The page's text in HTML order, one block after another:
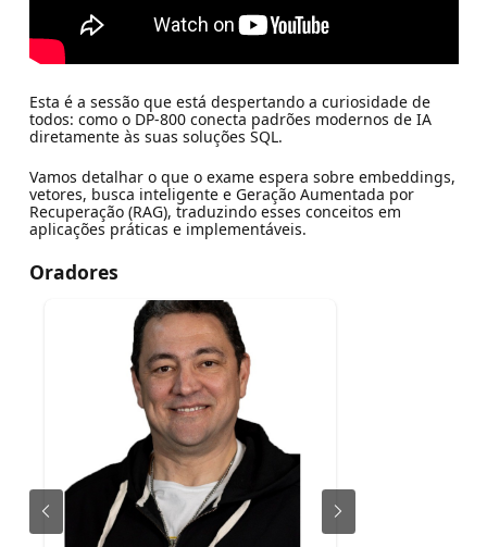
Esta é a sessão que está despertando a curiosidade de
todos: como o DP-800 conecta padrões modernos de IA
diretamente às suas soluções SQL.
Vamos detalhar o que o exame espera sobre embeddings,
vetores, busca inteligente e Geração Aumentada por
Recuperação (RAG), traduzindo esses conceitos em
aplicações práticas e implementáveis.
Oradores